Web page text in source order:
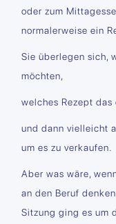
oder zum
normalerweise ein
Sie überlegen sich,
möchten,
welches Rezept das
und dann vielleicht
um es zu verkaufen.
Aber was wäre,
an den Beruf
Sitzung ging es um